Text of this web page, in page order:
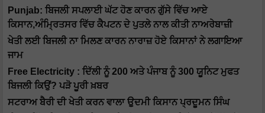
Punjab: ਬਿਜਲੀ ਸਪਲਾਈ ਘੱਟ ਹੋਣ ਕਾਰਨ ਗੁੱਸੇ ਵਿੱਚ ਆਏ
ਕਿਸਾਨ,ਅੰਮ੍ਰਿਤਸਰ ਵਿੱਚ ਕੈਪਟਨ ਦੇ ਪੁਤਲੇ ਨਾਲ ਕੀਤੀ ਨਾਅਰੇਬਾਜ਼ੀ
ਖੇਤੀ ਲਈ ਬਿਜਲੀ ਨਾ ਮਿਲਣ ਕਾਰਨ ਨਾਰਾਜ਼ ਹੋਏ ਕਿਸਾਨਾਂ ਨੇ ਲਗਾਇਆ
ਜਾਮ
Free Electricity : ਦਿੱਲੀ ਨੂੰ 200 ਅਤੇ ਪੰਜਾਬ ਨੂੰ 300 ਯੂਨਿਟ ਮੁਫਤ
ਬਿਜਲੀ ਕਿਉਂ? ਪੜੋ ਪੂਰੀ ਖ਼ਬਰ
ਸਟਰਾਅ ਬੈਰੀ ਦੀ ਖੇਤੀ ਕਰਨ ਵਾਲਾ ਉੁਦਮੀ ਕਿਸਾਨ ਪ੍ਰਦੂਮਨ ਸਿੰਘ